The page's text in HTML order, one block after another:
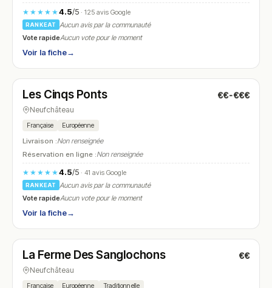
★★★★★4.5/5· 125 avis Google
RANKEAT
Aucun avis par la communauté
Vote rapideAucun vote pour le moment
Voir la fiche→
N° 15
Les Cinqs Ponts €€-€€€
Neufchâteau
Française Européenne
Livraison :Non renseignée
Réservation en ligne :Non renseignée
★★★★★4.5/5· 41 avis Google
RANKEAT
Aucun avis par la communauté
Vote rapideAucun vote pour le moment
Voir la fiche→
N° 16
La Ferme Des Sanglochons €€
Neufchâteau
Française Européenne Traditionnelle